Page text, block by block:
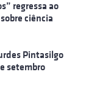
regressa ao
ciência
Pintasilgo
setembro